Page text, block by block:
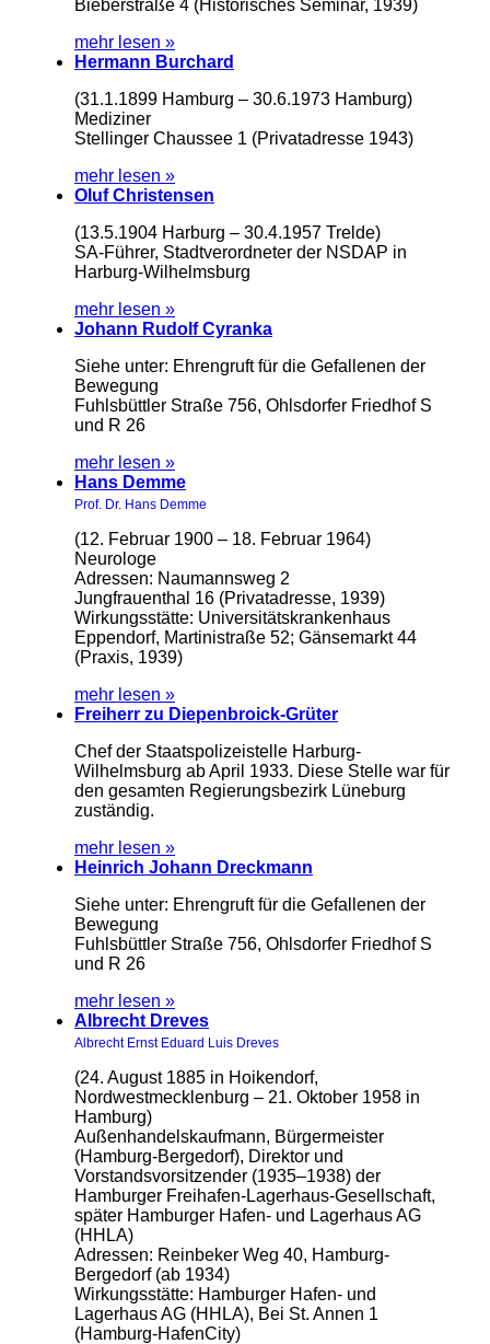
Bieberstraße 4 (Historisches Seminar, 1939)
mehr lesen »
Hermann Burchard
(31.1.1899 Hamburg – 30.6.1973 Hamburg)
Mediziner
Stellinger Chaussee 1 (Privatadresse 1943)
mehr lesen »
Oluf Christensen
(13.5.1904 Harburg – 30.4.1957 Trelde)
SA-Führer, Stadtverordneter der NSDAP in
Harburg-Wilhelmsburg
mehr lesen »
Johann Rudolf Cyranka
Siehe unter: Ehrengruft für die Gefallenen der
Bewegung
Fuhlsbüttler Straße 756, Ohlsdorfer Friedhof S
und R 26
mehr lesen »
Hans Demme
Prof. Dr. Hans Demme
(12. Februar 1900 – 18. Februar 1964)
Neurologe
Adressen: Naumannsweg 2
Jungfrauenthal 16 (Privatadresse, 1939)
Wirkungsstätte: Universitätskrankenhaus
Eppendorf, Martinistraße 52; Gänsemarkt 44
(Praxis, 1939)
mehr lesen »
Freiherr zu Diepenbroick-Grüter
Chef der Staatspolizeistelle Harburg-
Wilhelmsburg ab April 1933. Diese Stelle war für
den gesamten Regierungsbezirk Lüneburg
zuständig.
mehr lesen »
Heinrich Johann Dreckmann
Siehe unter: Ehrengruft für die Gefallenen der
Bewegung
Fuhlsbüttler Straße 756, Ohlsdorfer Friedhof S
und R 26
mehr lesen »
Albrecht Dreves
Albrecht Ernst Eduard Luis Dreves
(24. August 1885 in Hoikendorf,
Nordwestmecklenburg – 21. Oktober 1958 in
Hamburg)
Außenhandelskaufmann, Bürgermeister
(Hamburg-Bergedorf), Direktor und
Vorstandsvorsitzender (1935–1938) der
Hamburger Freihafen-Lagerhaus-Gesellschaft,
später Hamburger Hafen- und Lagerhaus AG
(HHLA)
Adressen: Reinbeker Weg 40, Hamburg-
Bergedorf (ab 1934)
Wirkungsstätte: Hamburger Hafen- und
Lagerhaus AG (HHLA), Bei St. Annen 1
(Hamburg-HafenCity)